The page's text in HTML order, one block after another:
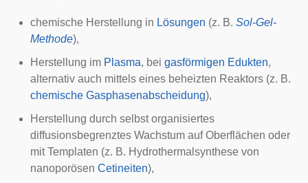
chemische Herstellung in Lösungen (z. B. Sol-Gel-
Methode),
Herstellung im Plasma, bei gasförmigen Edukten,
alternativ auch mittels eines beheizten Reaktors (z. B.
chemische Gasphasenabscheidung),
Herstellung durch selbst organisiertes
diffusionsbegrenztes Wachstum auf Oberflächen oder
mitTemplaten (z. B. Hydrothermalsynthese von
nanoporösen Cetineiten),